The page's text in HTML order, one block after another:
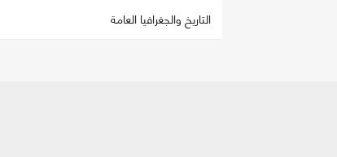
التاريخ والجغرافيا العامة